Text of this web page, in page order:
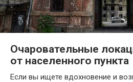
Очаровательные
от населенного пункта
Если вы ищете вдохновение и